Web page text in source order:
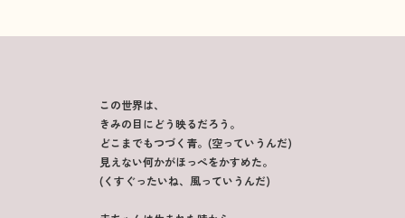
この世界は、
きみの目にどう映るだろう。
どこまでもつづく青。(空っていうんだ)
見えない何かがほっぺをかすめた。
(くすぐったいね、風っていうんだ)